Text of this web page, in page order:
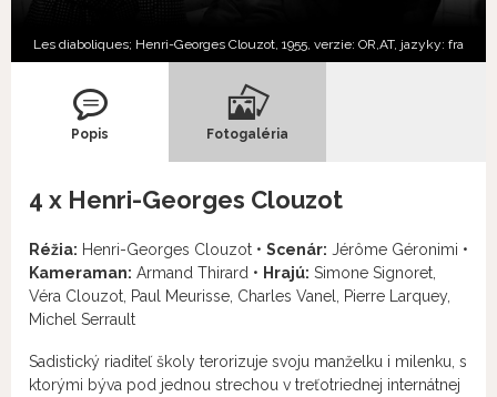
Les diaboliques; Henri-Georges Clouzot, 1955, verzie: OR, AT, jazyky: fra
Popis Fotogaléria
4 x Henri-Georges Clouzot
Réžia: Henri-Georges Clouzot • Scenár: Jérôme Géronimi •
Kameraman: Armand Thirard • Hrajú: Simone Signoret,
Véra Clouzot, Paul Meurisse, Charles Vanel, Pierre Larquey,
Michel Serrault
Sadistický riaditeľ školy terorizuje svoju manželku i milenku, s
ktorými býva pod jednou strechou v treťotriednej internátnej